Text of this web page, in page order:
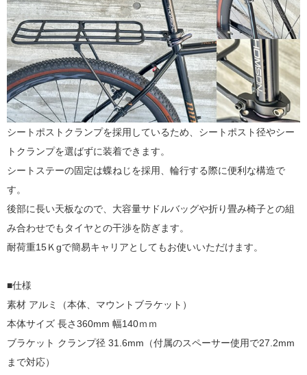
シートポストクランプを採用しているため、シートポスト径やシー
トクランプを選ばずに装着できます。
シートステーの固定は蝶ねじを採用、輪行する際に便利な構造で
す。
後部に長い天板なので、大容量サドルバッグや折り畳み椅子との組
み合わせでもタイヤとの干渉を防ぎます。
耐荷重15Ｋgで簡易キャリアとしてもお使いいただけます。
■仕様
素材 アルミ（本体、マウントブラケット）
本体サイズ 長さ360mm 幅140ｍｍ
ブラケット クランプ径 31.6mm（付属のスペーサー使用で27.2mm
まで対応）